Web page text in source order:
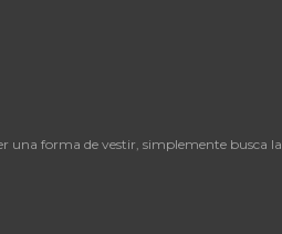
una forma de vestir, simplemente busca la